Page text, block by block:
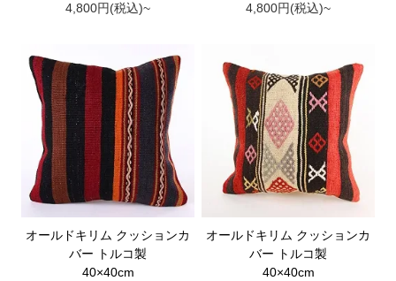
4,800円(税込)~ 4,800円(税込)~
オールドキリム クッションカ
バー トルコ製
40×40cm
オールドキリム クッションカ
バー トルコ製
40×40cm